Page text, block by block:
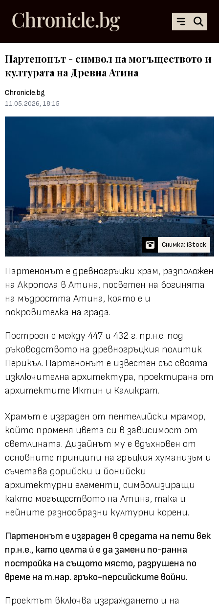
Партенонът - символ на могъществото и
културата на Древна Атина
Chronicle.bg
11.05.2026, 18:15
Снимка: iStock
Партенонът е древногръцки храм, разположен
на Акропола в Атина, посветен на богинята
на мъдростта Атина, която е и
покровителка на града.
Построен е между 447 и 432 г. пр.н.е. под
ръководството на древногръцкия политик
Перикъл. Партенонът е известен със своята
изключителна архитектура, проектирана от
архитектите Иктин и Каликрат.
Храмът е изграден от пентелийски мрамор,
който променя цвета си в зависимост от
светлината. Дизайнът му е вдъхновен от
основните принципи на гръцкия хуманизъм и
съчетава дорийски и йонийски
архитектурни елементи, символизиращи
както могъществото на Атина, така и
нейните разнообразни културни корени.
Партенонът е изграден в средата на пети век
пр.н.е., като целта ѝ е да замени по-ранна
постройка на същото място, разрушена по
време на т.нар. гръко-персийските войни.
Проектът включва изграждането и на